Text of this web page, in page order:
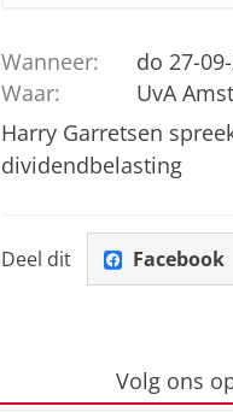
Wanneer:
do 27-
Waar:
UvA
Harry Garretsen
dividendbelasting
Deel dit Facebook
Volg ons